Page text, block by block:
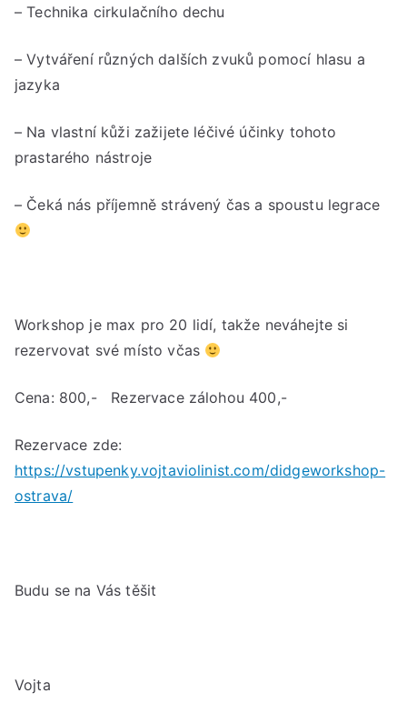
– Technika cirkulačního dechu
– Vytváření různých dalších zvuků pomocí hlasu a
jazyka
– Na vlastní kůži zažijete léčivé účinky tohoto
prastarého nástroje
– Čeká nás příjemně strávený čas a spoustu legrace
Workshop je max pro 20 lidí, takže neváhejte si
rezervovat své místo včas
Cena: 800,- Rezervace zálohou 400,-
Rezervace zde:
https://vstupenky.vojtaviolinist.com/didgeworkshop-
ostrava/
Budu se na Vás těšit
Vojta